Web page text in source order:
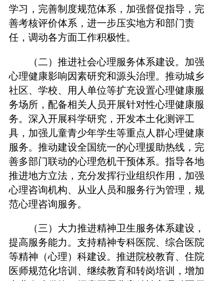
学习，完善制度规范体系，加强督促指导，完
善考核评价体系，进一步压实地方和部门责
任，调动各方面工作积极性。
（二）推进社会心理服务体系建设。加强
心理健康影响因素研究和源头治理。推动城乡
社区、学校、用人单位等扩充设置心理健康服
务场所，配备相关人员开展针对性心理健康服
务。深入开展科学研究，开发本土化测评工
具，加强儿童青少年学生等重点人群心理健康
服务。推动建设全国统一的心理援助热线，完
善多部门联动的心理危机干预体系。指导各地
推进地方立法，充分发挥行业组织作用，加强
心理咨询机构、从业人员和服务行为管理，规
范心理咨询服务。
（三）大力推进精神卫生服务体系建设，
提高服务能力。支持精神专科医院、综合医院
等精神（心理）科建设。推进院校教育、住院
医师规范化培训、继续教育和转岗培训，增加